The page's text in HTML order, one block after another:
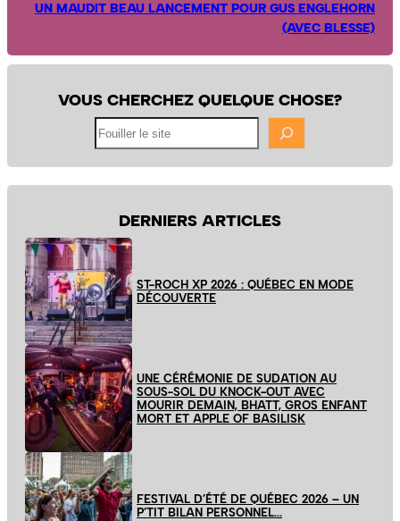
UN MAUDIT BEAU LANCEMENT POUR GUS ENGLEHORN
(AVEC BLESSE)
VOUS CHERCHEZ QUELQUE CHOSE?
DERNIERS ARTICLES
ST-ROCH XP 2026 : QUÉBEC EN MODE
DÉCOUVERTE
UNE CÉRÉMONIE DE SUDATION AU
SOUS-SOL DU KNOCK-OUT AVEC
MOURIR DEMAIN, BHATT, GROS ENFANT
MORT ET APPLE OF BASILISK
FESTIVAL D’ÉTÉ DE QUÉBEC 2026 – UN
P’TIT BILAN PERSONNEL…